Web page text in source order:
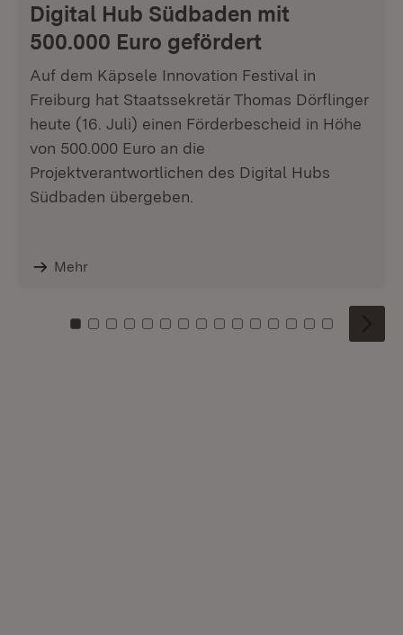
Digital Hub Südbaden mit
500.000 Euro gefördert
Auf dem Käpsele Innovation Festival in
Freiburg hat Staatssekretär Thomas Dörflinger
heute (16. Juli) einen Förderbescheid in Höhe
von 500.000 Euro an die
Projektverantwortlichen des Digital Hubs
Südbaden übergeben.
Mehr
Zu Kachel: 0
Zu Kachel: 1
Zu Kachel: 2
Zu Kachel: 3
Zu Kachel: 4
Zu Kachel: 5
Zu Kachel: 6
Zu Kachel: 7
Zu Kachel: 8
Zu Kachel: 9
Zu Kachel: 10
Zu Kachel: 11
Zu Kachel: 12
Zu Kachel:
Zu